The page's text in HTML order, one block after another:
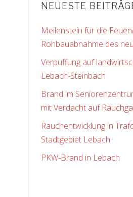
NEUESTE
Meilenstein für die
Rohbauabnahme des
Verpuffung auf
Lebach-Steinbach
Brand im
mit Verdacht auf
Rauchentwicklung in
Stadtgebiet Lebach
PKW-Brand in Lebach